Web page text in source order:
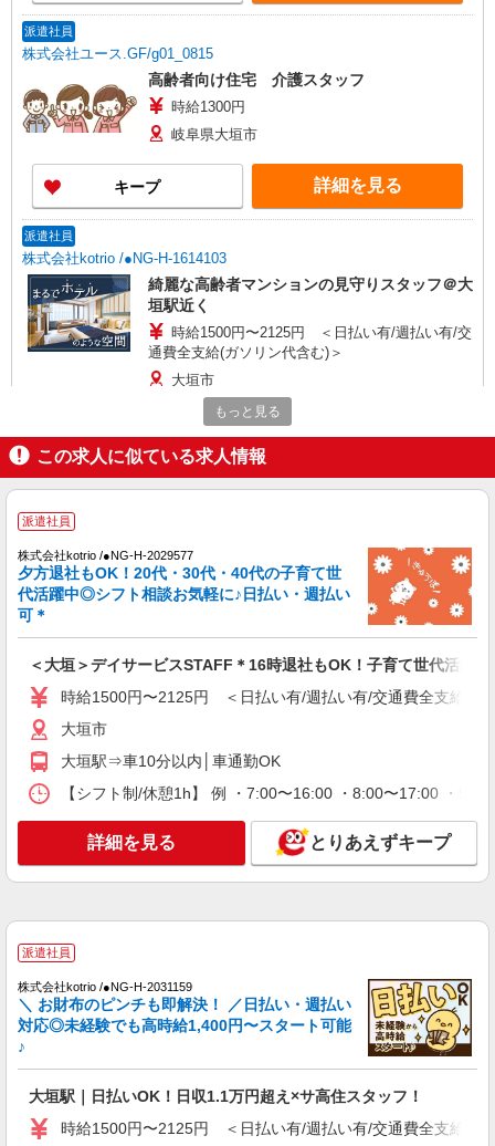
派遣社員
株式会社ユース.GF/g01_0815
高齢者向け住宅 介護スタッフ
時給1300円
岐阜県大垣市
キープ 詳細を見る
派遣社員
株式会社kotrio /●NG-H-1614103
綺麗な高齢者マンションの見守りスタッフ＠大
垣駅近く
時給1500円〜2125円 ＜日払い有/週払い有/交
通費全支給(ガソリン代含む)＞
大垣市
派遣社員
員さん大募集！
時給1500円〜2125円 ＜日払い有/週払い有/交
通費全支給(ガソリン代含む)＞
キープ 詳細を見る
派遣社員
株式会社kotrio /●NG-H-2030710
毎日通うのが楽しみになる＊ホテルのような美
しいサ高住のSTAFF
時給1500円〜2125円 ＜日払い有/週払い有/交
通費全支給(ガソリン代含む)＞
大垣市
キープ
派遣社員
株式会社kotrio /●NG-H-2030058
レア！【大垣駅】就労支援施設で軽作業の見守
りなど＊未経験OK
もっと見る
この求人に似ている求人情報
派遣社員
株式会社kotrio /●NG-H-2029577
夕方退社もOK！20代・30代・40代の子育て世
代活躍中◎シフト相談お気軽に♪日払い・週払い
可＊
＜大垣＞デイサービスSTAFF＊16時退社もOK！子育て世代活躍中
時給1500円〜2125円 ＜日払い有/週払い有/交通費全支給(ガ
大垣市
大垣駅⇒車10分以内│車通勤OK
【シフト制/休憩1h】 例 ・7:00〜16:00 ・8:00〜17:00 ・
詳細を見る とりあえずキープ
派遣社員
株式会社kotrio /●NG-H-2031159
＼ お財布のピンチも即解決！ ／日払い・週払い
対応◎未経験でも高時給1,400円〜スタート可能
♪
大垣駅｜日払いOK！日収1.1万円超え×サ高住スタッフ！
時給1500円〜2125円 ＜日払い有/週払い有/交通費全支給(ガ